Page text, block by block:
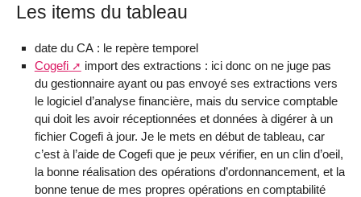
Les items du tableau
date du CA : le repère temporel
Cogefi
import des extractions : ici donc on ne juge pas
du gestionnaire ayant ou pas envoyé ses extractions vers
le logiciel d’analyse financière, mais du service comptable
qui doit les avoir réceptionnées et données à digérer à un
fichier Cogefi à jour. Je le mets en début de tableau, car
c’est à l’aide de Cogefi que je peux vérifier, en un clin d’oeil,
la bonne réalisation des opérations d’ordonnancement, et la
bonne tenue de mes propres opérations en comptabilité